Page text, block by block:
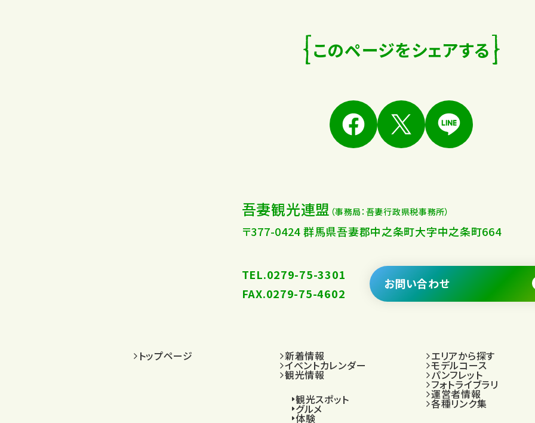
このページをシェアする
吾妻観光連盟 （事務局：吾妻行政県税事務所）
〒377-0424 群馬県吾妻郡中之条町大字中之条町664
TEL.0279-75-3301
FAX.0279-75-4602
お問い合わせ
トップページ 新着情報
イベントカレンダー
観光情報
観光スポット
グルメ
体験
エリアから探す
モデルコース
パンフレット
フォトライブラリ
運営者情報
各種リンク集